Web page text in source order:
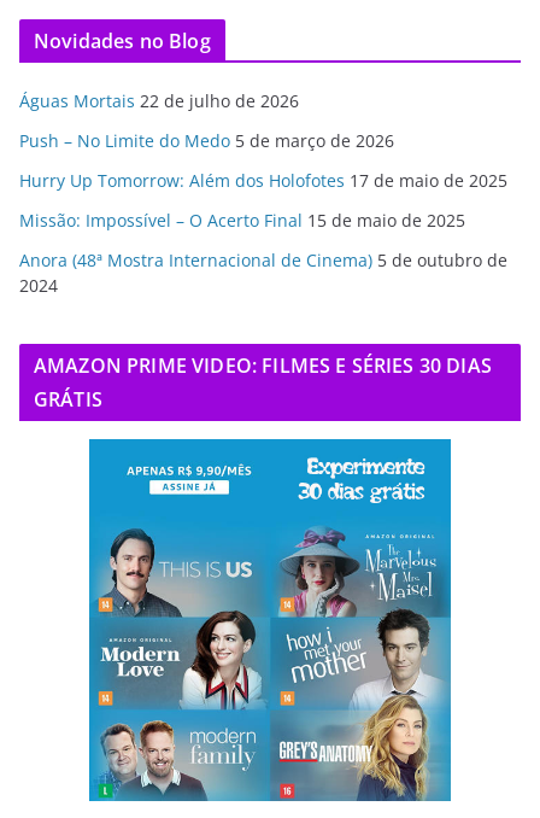
Novidades no Blog
Águas Mortais 22 de julho de 2026
Push – No Limite do Medo 5 de março de 2026
Hurry Up Tomorrow: Além dos Holofotes 17 de maio de 2025
Missão: Impossível – O Acerto Final 15 de maio de 2025
Anora (48ª Mostra Internacional de Cinema) 5 de outubro de
2024
AMAZON PRIME VIDEO: FILMES E SÉRIES 30 DIAS
GRÁTIS